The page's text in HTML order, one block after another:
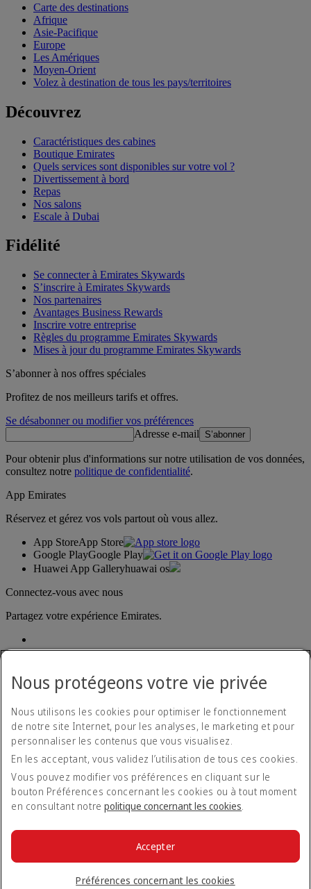
Carte des destinations
Afrique
Asie-Pacifique
Europe
Les Amériques
Moyen-Orient
Volez à destination de tous les pays/territoires
Découvrez
Caractéristiques des cabines
Boutique Emirates
Quels services sont disponibles sur votre vol ?
Divertissement à bord
Repas
Nos salons
Escale à Dubai
Fidélité
Se connecter à Emirates Skywards
S’inscrire à Emirates Skywards
Nos partenaires
Avantages Business Rewards
Inscrire votre entreprise
Règles du programme Emirates Skywards
Mises à jour du programme Emirates Skywards
S’abonner à nos offres spéciales
Profitez de nos meilleurs tarifs et offres.
Se désabonner ou modifier vos préférences
Adresse e-mail
S’abonner
Pour obtenir plus d'informations sur notre utilisation de vos données,
consultez notre politique de confidentialité.
App Emirates
Réservez et gérez vos vols partout où vous allez.
App StoreApp Store
Google PlayGoogle Play
Huawei App Galleryhuawai os
Connectez-vous avec nous
Partagez votre expérience Emirates.
Déclaration d'accessibilité
Politique de confidentialité
Conditions générales
Politique en matière de cookies
Cyber-sécurité
Déclaration de transparence vis-à-vis de la loi sur l’esclavage
© 2026 The Emirates Group. Tous droits réservés.
Nous protégeons votre vie privée
Nous utilisons les cookies pour optimiser le fonctionnement
de notre site Internet, pour les analyses, le marketing et pour
personnaliser les contenus que vous visualisez.
En les acceptant, vous validez l’utilisation de tous ces cookies.
Vous pouvez modifier vos préférences en cliquant sur le
bouton Préférences concernant les cookies ou à tout moment
en consultant notrepolitique concernant les cookies.
Préférences concernant les cookies
Accepter